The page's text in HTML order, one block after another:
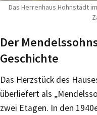
Das Herrenhaus Hohnstädt
Der
Geschichte
Das Herzstück des
überliefert als
zwei Etagen. In den